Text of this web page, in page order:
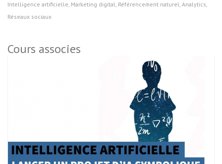
Intelligence artificielle, Marketing digital, Référencement naturel, Analytics,
Réseaux sociaux
Cours associes